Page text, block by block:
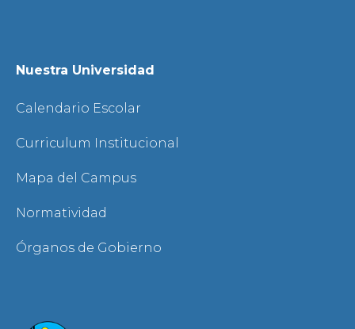
Nuestra Universidad
Calendario Escolar
Curriculum Institucional
Mapa del Campus
Normatividad
Órganos de Gobierno